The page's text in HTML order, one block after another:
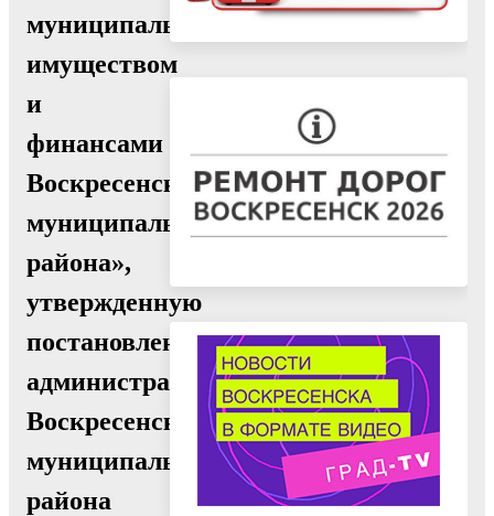
муниципальным
имуществом
и
финансами
Воскресенского
муниципального
района»,
утвержденную
постановлением
администрации
Воскресенского
муниципального
района